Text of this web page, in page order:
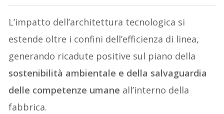
L’impatto dell’architettura tecnologica si
estende oltre i confini dell’efficienza di linea,
generando ricadute positive sul piano della
sostenibilità ambientale e della salvaguardia
delle competenze umane all’interno della
fabbrica.